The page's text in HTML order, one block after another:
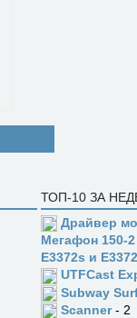
ТОП-10 ЗА
Драйвер
Мегафон 150-
E3372s и
UTFCast
Subway
Scanner- 2